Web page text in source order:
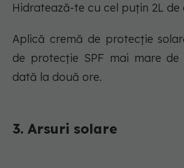
Hidratează-te cu cel puțin 2L de
Aplică cremă de protecție
de protecție SPF mai mare de
dată la două ore.
3. Arsuri solare